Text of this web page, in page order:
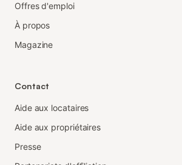
Offres d'emploi
À propos
Magazine
Contact
Aide aux locataires
Aide aux propriétaires
Presse